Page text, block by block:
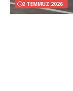
2 TEMMUZ 2026